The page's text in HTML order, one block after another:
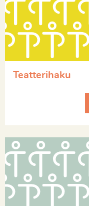
Teatterihaku